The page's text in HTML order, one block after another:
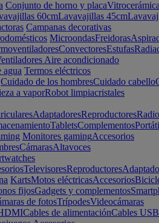
Conjunto de horno y placaVitrocerámica
60cmLavavajillas 45cm
Campanas decorativas
MicroondasFreidoras
ConvectoresEstufas
Aire acondicionado
agua Termos eléctricos
Cuidado de los hombresCuidado cabello
a vaporRobot limpiacristales
AdaptadoresReproductores
TabletsComplementos
Monitores gamingAccesorios
CámarasAltavoces
TelevisoresReproductores
KartsMotos eléctricasAccesorios
fijosGadgets y complementos
de fotosTrípodesVideocámaras
Cables de alimentaciónCables USB